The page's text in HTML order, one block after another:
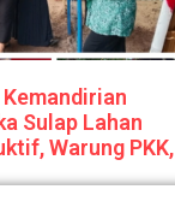
Sulap Lahan
Warung PKK,